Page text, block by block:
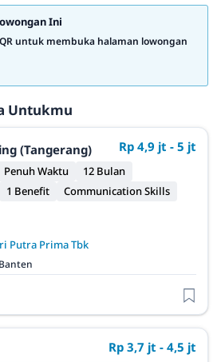
Ini
untuk membuka halaman lowongan
Untukmu
(Tangerang) Rp 4,9 jt - 5 jt
Penuh Waktu
12 Bulan
1 Benefit
Communication Skills
Putra Prima Tbk
Rp 3,7 jt - 4,5 jt